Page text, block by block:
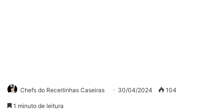
Chefs do Receitinhas Caseiras 30/04/2024 104
1 minuto de leitura